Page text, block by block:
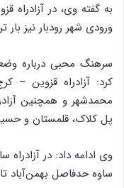
به گفته وی، در
ورودی شهر رودبار نیز
سرهنگ محبی درباره
کرد: آزادراه قزوین –
محمدشهر و همچنین
پل کلاک، قلمستان و
وی ادامه داد: در آزادراه
ساوه حدفاصل بهمن‌آباد